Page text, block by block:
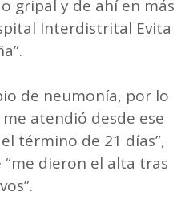
gripal y de ahí en más
Interdistrital Evita
de neumonía, por lo
atendió desde ese
término de 21 días”,
dieron el alta tras